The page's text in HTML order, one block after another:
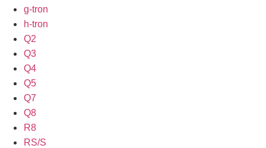
g-tron
h-tron
Q2
Q3
Q4
Q5
Q7
Q8
R8
RS/S